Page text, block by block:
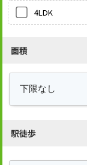
4LDK
面積
駅徒歩